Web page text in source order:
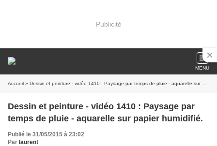
Publicité
MENU
Accueil » Dessin et peinture - vidéo 1410 : Paysage par temps de pluie - aquarelle sur papier humidifié.
Dessin et peinture - vidéo 1410 : Paysage par
temps de pluie - aquarelle sur papier humidifié.
Publié le 31/05/2015 à 23:02
Par laurent